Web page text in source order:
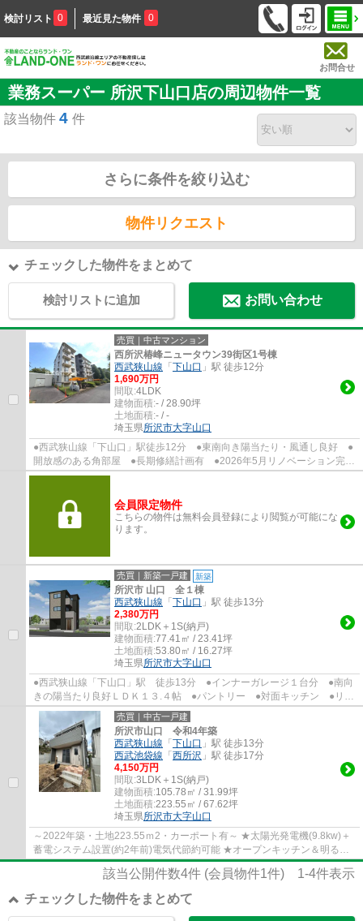
検討リスト 0 最近見た物件 0
お問合せ
業務スーパー 所沢下山口店の周辺物件一覧
該当物件 4 件
さらに条件を絞り込む
物件リクエスト
チェックした物件をまとめて
検討リストに追加 お問い合わせ
売買｜中古マンション
西所沢椿峰ニュータウン39街区1号棟
西武狭山線 「 下山口 」駅 徒歩12分
1,690万円
間取:4LDK
建物面積:- / 28.90坪
土地面積:- / -
埼玉県所沢市大字山口
●西武狭山線「下山口」駅徒歩12分 ●東南向き陽当たり・風通し良好 ●
開放感のある角部屋 ●長期修繕計画有 ●2026年5月リノベーション完
了 ●アフターサービス保証付き ●24時間365日...
会員限定物件
こちらの物件は無料会員登録により閲覧が可能にな
ります。
売買｜新築一戸建 新築
所沢市 山口 全１棟
西武狭山線 「 下山口 」駅 徒歩13分
2,380万円
間取:2LDK＋1S(納戸)
建物面積:77.41㎡ / 23.41坪
土地面積:53.80㎡ / 16.27坪
埼玉県所沢市大字山口
●西武狭山線「下山口」駅 徒歩13分 ●インナーガレージ１台分 ●南向
きの陽当たり良好ＬＤＫ１３.４帖 ●パントリー ●対面キッチン ●リビ
ング階段なので、行ってらっしゃい や ただ...
売買｜中古一戸建
所沢市山口 令和4年築
西武狭山線 「 下山口 」駅 徒歩13分
西武池袋線 「 西所沢 」駅 徒歩17分
4,150万円
間取:3LDK＋1S(納戸)
建物面積:105.78㎡ / 31.99坪
土地面積:223.55㎡ / 67.62坪
埼玉県所沢市大字山口
～2022年築・土地223.55ｍ2・カーポート有～ ★太陽光発電機(9.8kw)＋
蓄電システム設置(約2年前)電気代節約可能 ★オープンキッチン＆明るい
リビング約17帖 カースペース3台可（カーポ...
該当公開件数4件 (会員物件1件) 1-4件表示
チェックした物件をまとめて